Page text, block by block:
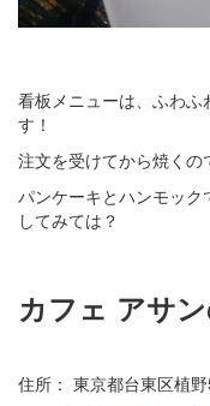
看板メニューは、ふわ
す！
注文を受けてから焼くの
パンケーキとハンモッ
してみては？
カフェ アサ
住所： 東京都台東区植